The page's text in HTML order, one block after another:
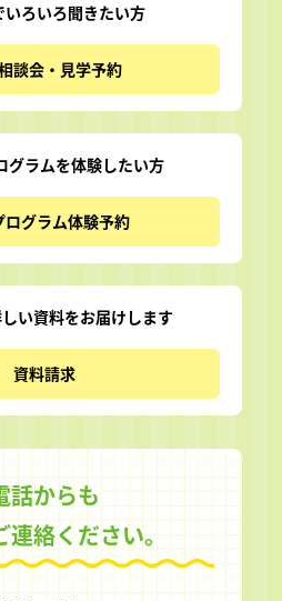
いろいろ聞きたい方
談会・見学予約
グラムを体験したい方
ログラム体験予約
い資料をお届けします
資料請求
話からも
絡ください。